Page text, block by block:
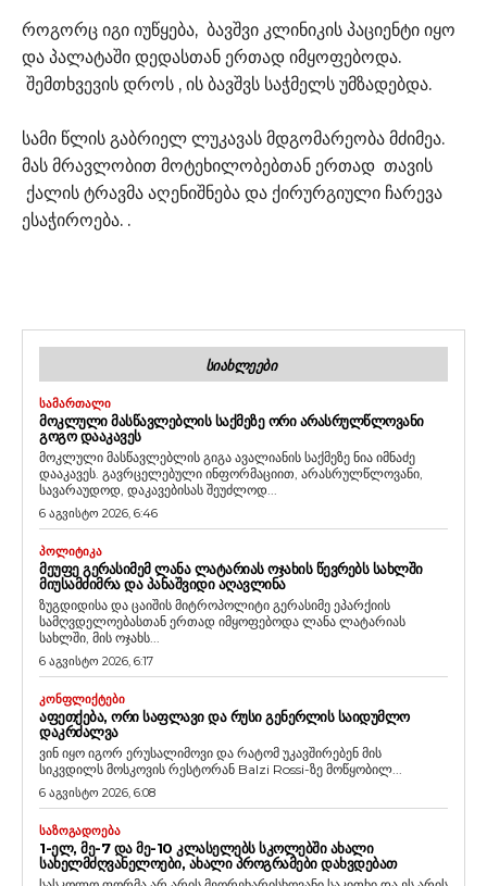
როგორც იგი იუწყება, ბავშვი კლინიკის პაციენტი იყო
და პალატაში დედასთან ერთად იმყოფებოდა.
შემთხვევის დროს , ის ბავშვს საჭმელს უმზადებდა.
სამი წლის გაბრიელ ლუკავას მდგომარეობა მძიმეა.
მას მრავლობით მოტეხილობებთან ერთად თავის
ქალის ტრავმა აღენიშნება და ქირურგიული ჩარევა
ესაჭიროება. .
ᲡᲘᲐᲮᲚᲔᲔᲑᲘ
ᲡᲐᲛᲐᲠᲗᲐᲚᲘ
ᲛᲝᲙᲚᲣᲚᲘ ᲛᲐᲡᲬᲐᲕᲚᲔᲑᲚᲘᲡ ᲡᲐᲥᲛᲔᲖᲔ ᲝᲠᲘ ᲐᲠᲐᲡᲠᲣᲚᲬᲚᲝᲕᲐᲜᲘ
ᲒᲝᲒᲝ ᲓᲐᲐᲙᲐᲕᲔᲡ
მოკლული მასწავლებლის გიგა ავალიანის საქმეზე ნია იმნაძე
დააკავეს. გავრცელებული ინფორმაციით, არასრულწლოვანი,
სავარაუდოდ, დაკავებისას შეუძლოდ...
6 აგვისტო 2026, 6:46
ᲞᲝᲚᲘᲢᲘᲙᲐ
ᲛᲔᲣᲤᲔ ᲒᲔᲠᲐᲡᲘᲛᲔᲛ ᲚᲐᲜᲐ ᲚᲐᲢᲐᲠᲘᲐᲡ ᲝᲯᲐᲮᲘᲡ ᲬᲔᲕᲠᲔᲑᲡ ᲡᲐᲮᲚᲨᲘ
ᲛᲘᲣᲡᲐᲛᲫᲘᲛᲠᲐ ᲓᲐ ᲞᲐᲜᲐᲨᲕᲘᲓᲘ ᲐᲦᲐᲕᲚᲘᲜᲐ
ზუგდიდისა და ცაიშის მიტროპოლიტი გერასიმე ეპარქიის
სამღვდელოებასთან ერთად იმყოფებოდა ლანა ლატარიას
სახლში, მის ოჯახს...
6 აგვისტო 2026, 6:17
ᲙᲝᲜᲤᲚᲘᲥᲢᲔᲑᲘ
ᲐᲤᲔᲗᲥᲔᲑᲐ, ᲝᲠᲘ ᲡᲐᲤᲚᲐᲕᲘ ᲓᲐ ᲠᲣᲡᲘ ᲒᲔᲜᲔᲠᲚᲘᲡ ᲡᲐᲘᲓᲣᲛᲚᲝ
ᲓᲐᲙᲠᲫᲐᲚᲕᲐ
ვინ იყო იგორ ერუსალიმოვი და რატომ უკავშირებენ მის
სიკვდილს მოსკოვის რესტორან Balzi Rossi-ზე მოწყობილ...
6 აგვისტო 2026, 6:08
ᲡᲐᲖᲝᲒᲐᲓᲝᲔᲑᲐ
1-ᲔᲚ, ᲛᲔ-7 ᲓᲐ ᲛᲔ-10 ᲙᲚᲐᲡᲔᲚᲔᲑᲡ ᲡᲙᲝᲚᲔᲑᲨᲘ ᲐᲮᲐᲚᲘ
ᲡᲐᲮᲔᲚᲛᲫᲦᲕᲐᲜᲔᲚᲝᲔᲑᲘ, ᲐᲮᲐᲚᲘ ᲞᲠᲝᲒᲠᲐᲛᲔᲑᲘ ᲓᲐᲮᲕᲓᲔᲑᲐᲗ